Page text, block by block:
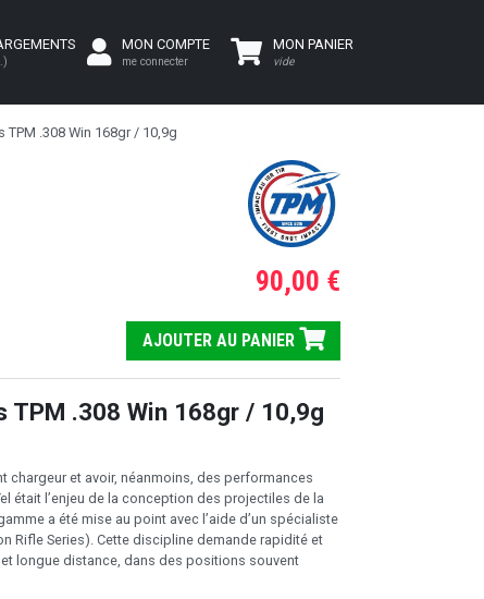
MON COMPTE
me connecter
MON PANIER
vide
TPM .308 Win 168gr / 10,9g
90,00 €
AJOUTER AU PANIER
TPM .308 Win 168gr / 10,9g
chargeur et avoir, néanmoins, des performances
était l’enjeu de la conception des projectiles de la
a été mise au point avec l’aide d’un spécialiste
Rifle Series). Cette discipline demande rapidité et
longue distance, dans des positions souvent